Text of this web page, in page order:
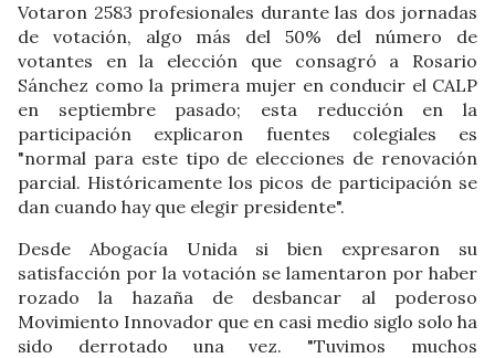
Votaron 2583 profesionales durante las dos jornadas
de votación, algo más del 50% del número de
votantes en la elección que consagró a Rosario
Sánchez como la primera mujer en conducir el CALP
en septiembre pasado; esta reducción en la
participación explicaron fuentes colegiales es
"normal para este tipo de elecciones de renovación
parcial. Históricamente los picos de participación se
dan cuando hay que elegir presidente".
Desde Abogacía Unida si bien expresaron su
satisfacción por la votación se lamentaron por haber
rozado la hazaña de desbancar al poderoso
Movimiento Innovador que en casi medio siglo solo ha
sido derrotado una vez. "Tuvimos muchos